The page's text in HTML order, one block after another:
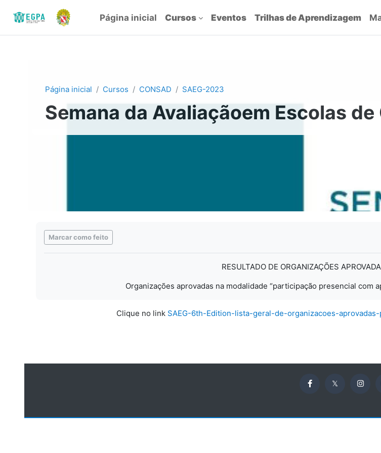
Página inicial Cursos Eventos Trilhas de Aprendizagem
Página inicial Cursos CONSAD SAEG-2023
Semana da Avaliaçãoem Escolas de
Marcar como feito
RESULTADO DE ORGANIZAÇÕES
Organizações aprovadas na modalidade “participação presencial com
Clique no link SAEG-6th-Edition-lista-geral-de-organizacoes-